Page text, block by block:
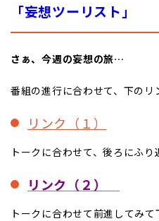
「妄想ツーリスト」
さぁ、今週の妄想の旅…
番組の進行に合わせて、下の
リンク（１）
トークに合わせて、後ろにふり
リンク（２）
トークに合わせて前進してみ